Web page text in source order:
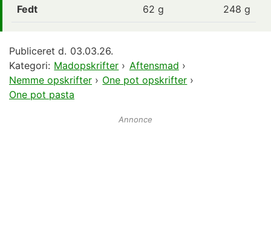
Fedt 62 g 248 g
Publiceret d. 03.03.26.
Kategori: Madopskrifter › Aftensmad ›
Nemme opskrifter › One pot opskrifter ›
One pot pasta
Annonce